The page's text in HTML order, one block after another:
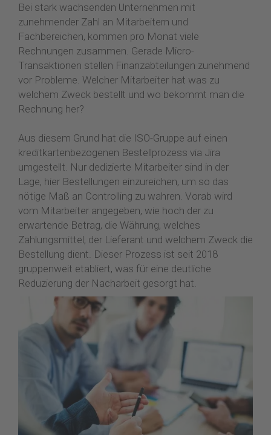
Bei stark wachsenden Unternehmen mit
zunehmender Zahl an Mitarbeitern und
Fachbereichen, kommen pro Monat viele
Rechnungen zusammen. Gerade Micro-
Transaktionen stellen Finanzabteilungen zunehmend
vor Probleme. Welcher Mitarbeiter hat was zu
welchem Zweck bestellt und wo bekommt man die
Rechnung her?
Aus diesem Grund hat die ISO-Gruppe auf einen
kreditkartenbezogenen Bestellprozess via Jira
umgestellt. Nur dedizierte Mitarbeiter sind in der
Lage, hier Bestellungen einzureichen, um so das
nötige Maß an Controlling zu wahren. Vorab wird
vom Mitarbeiter angegeben, wie hoch der zu
erwartende Betrag, die Währung, welches
Zahlungsmittel, der Lieferant und welchem Zweck die
Bestellung dient. Dieser Prozess ist seit 2018
gruppenweit etabliert, was für eine deutliche
Reduzierung der Nacharbeit gesorgt hat.